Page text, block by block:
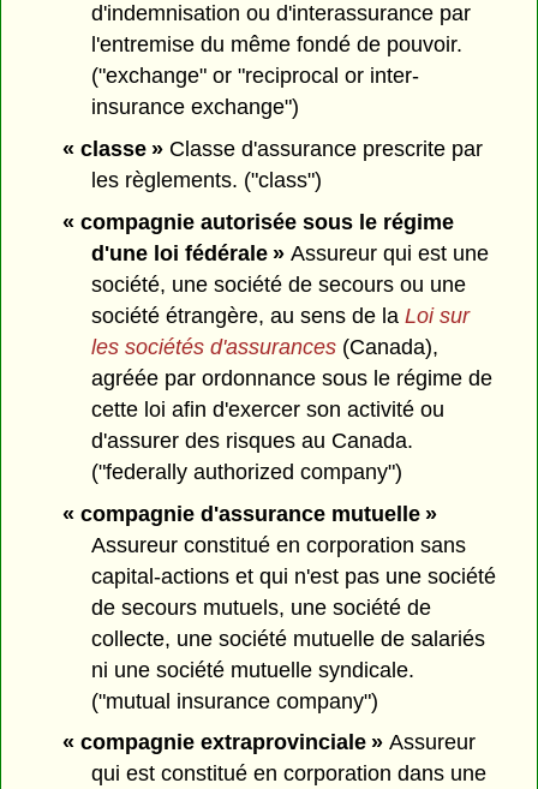
d'indemnisation ou d'interassurance par
l'entremise du même fondé de pouvoir.
("exchange" or "reciprocal or inter-
insurance exchange")
« classe »Classe d'assurance prescrite par
les règlements. ("class")
« compagnie autorisée sous le régime
d'une loi fédérale » Assureur qui est une
société, une société de secours ou une
société étrangère, au sens de laLoi sur
les sociétés d'assurances (Canada),
agréée par ordonnance sous le régime de
cette loi afin d'exercer son activité ou
d'assurer des risques au Canada.
("federally authorized company")
« compagnie d'assurance mutuelle »
Assureur constitué en corporation sans
capital-actions et qui n'est pas une société
de secours mutuels, une société de
collecte, une société mutuelle de salariés
ni une société mutuelle syndicale.
("mutual insurance company")
« compagnie extraprovinciale »Assureur
qui est constitué en corporation dans une